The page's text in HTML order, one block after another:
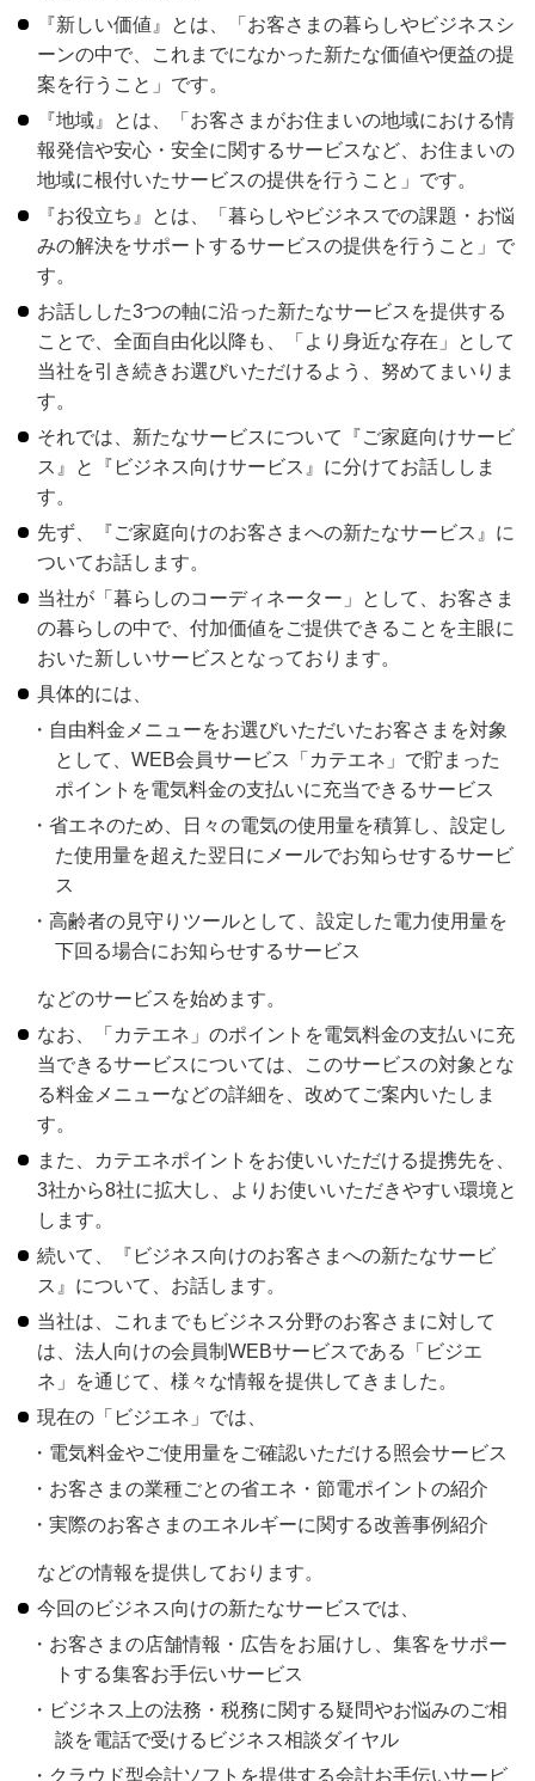
『新しい価値』とは、「お客さまの暮らしやビジネスシ
ーンの中で、これまでになかった新たな価値や便益の提
案を行うこと」です。
『地域』とは、「お客さまがお住まいの地域における情
報発信や安心・安全に関するサービスなど、お住まいの
地域に根付いたサービスの提供を行うこと」です。
『お役立ち』とは、「暮らしやビジネスでの課題・お悩
みの解決をサポートするサービスの提供を行うこと」で
す。
お話しした3つの軸に沿った新たなサービスを提供する
ことで、全面自由化以降も、「より身近な存在」として
当社を引き続きお選びいただけるよう、努めてまいりま
す。
それでは、新たなサービスについて『ご家庭向けサービ
ス』と『ビジネス向けサービス』に分けてお話ししま
す。
先ず、『ご家庭向けのお客さまへの新たなサービス』に
ついてお話します。
当社が「暮らしのコーディネーター」として、お客さま
の暮らしの中で、付加価値をご提供できることを主眼に
おいた新しいサービスとなっております。
具体的には、
自由料金メニューをお選びいただいたお客さまを対象
として、WEB会員サービス「カテエネ」で貯まった
ポイントを電気料金の支払いに充当できるサービス
省エネのため、日々の電気の使用量を積算し、設定し
た使用量を超えた翌日にメールでお知らせするサービ
ス
高齢者の見守りツールとして、設定した電力使用量を
下回る場合にお知らせするサービス
などのサービスを始めます。
なお、「カテエネ」のポイントを電気料金の支払いに充
当できるサービスについては、このサービスの対象とな
る料金メニューなどの詳細を、改めてご案内いたしま
す。
また、カテエネポイントをお使いいただける提携先を、
3社から8社に拡大し、よりお使いいただきやすい環境と
します。
続いて、『ビジネス向けのお客さまへの新たなサービ
ス』について、お話します。
当社は、これまでもビジネス分野のお客さまに対して
は、法人向けの会員制WEBサービスである「ビジエ
ネ」を通じて、様々な情報を提供してきました。
現在の「ビジエネ」では、
電気料金やご使用量をご確認いただける照会サービス
お客さまの業種ごとの省エネ・節電ポイントの紹介
実際のお客さまのエネルギーに関する改善事例紹介
などの情報を提供しております。
今回のビジネス向けの新たなサービスでは、
お客さまの店舗情報・広告をお届けし、集客をサポー
トする集客お手伝いサービス
ビジネス上の法務・税務に関する疑問やお悩みのご相
談を電話で受けるビジネス相談ダイヤル
クラウド型会計ソフトを提供する会計お手伝いサービ